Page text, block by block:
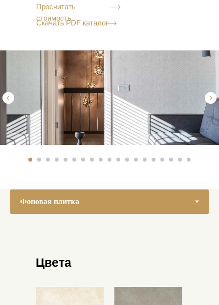
Просчитать
стоимость
Скачать PDF каталог
Цвета